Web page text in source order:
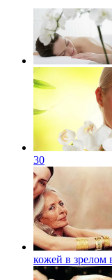
30
кожей в зрелом